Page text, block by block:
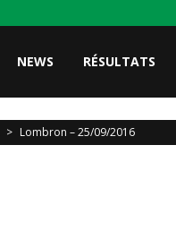
NEWS RÉSULTATS
> Lombron – 25/09/2016